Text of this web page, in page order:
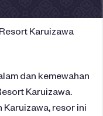
Karuizawa
dan kemewahan
Karuizawa.
resor ini